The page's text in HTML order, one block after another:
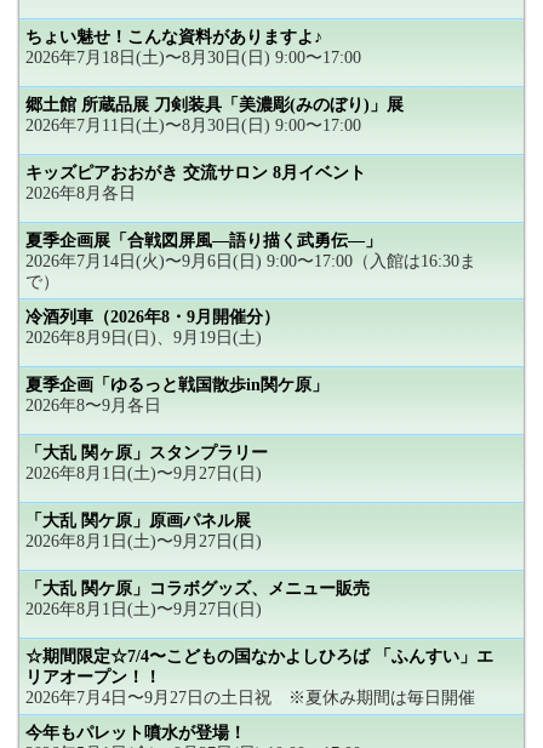
ちょい魅せ！こんな資料がありますよ♪
2026年7月18日(土)〜8月30日(日) 9:00〜17:00
郷土館 所蔵品展 刀剣装具「美濃彫(みのぼり)」展
2026年7月11日(土)〜8月30日(日) 9:00〜17:00
キッズピアおおがき 交流サロン 8月イベント
2026年8月各日
夏季企画展「合戦図屏風―語り描く武勇伝―」
2026年7月14日(火)〜9月6日(日) 9:00〜17:00（入館は16:30ま
で）
冷酒列車（2026年8・9月開催分）
2026年8月9日(日)、9月19日(土)
夏季企画「ゆるっと戦国散歩in関ケ原」
2026年8〜9月各日
「大乱 関ヶ原」スタンプラリー
2026年8月1日(土)〜9月27日(日)
「大乱 関ケ原」原画パネル展
2026年8月1日(土)〜9月27日(日)
「大乱 関ケ原」コラボグッズ、メニュー販売
2026年8月1日(土)〜9月27日(日)
☆期間限定☆7/4〜こどもの国なかよしひろば 「ふんすい」エ
リアオープン！！
2026年7月4日〜9月27日の土日祝 ※夏休み期間は毎日開催
今年もパレット噴水が登場！